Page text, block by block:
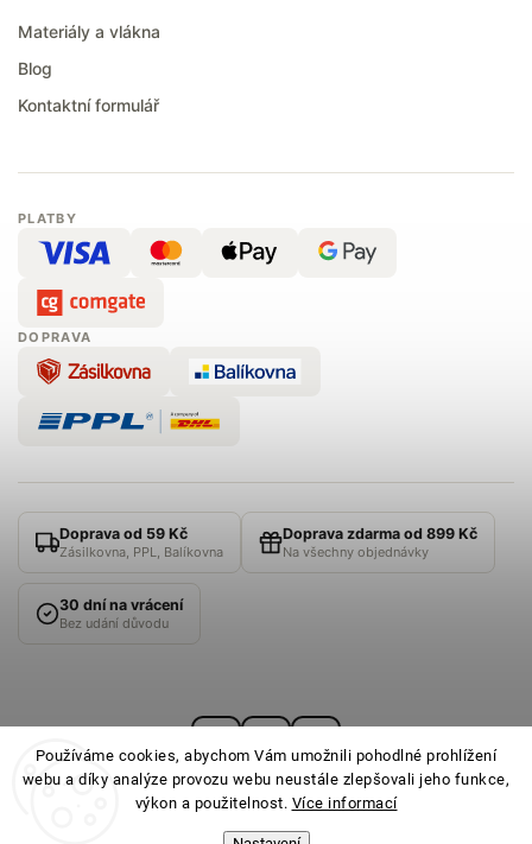
Používáme cookies, abychom Vám umožnili pohodlné prohlížení
webu a díky analýze provozu webu neustále zlepšovali jeho funkce,
výkon a použitelnost. Více informací
Materiály a vlákna
Blog
Kontaktní formulář
PLATBY
DOPRAVA
Doprava od 59 Kč
Zásilkovna, PPL, Balíkovna
Doprava zdarma od 899 Kč
Na všechny objednávky
30 dní na vrácení
Bez udání důvodu